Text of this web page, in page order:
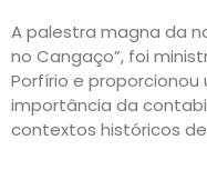
A palestra magna da
no Cangaço”, foi
Porfírio e
importância da
contextos históricos